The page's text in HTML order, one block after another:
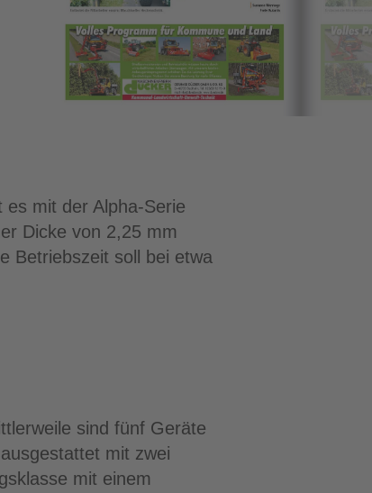
mit der Alpha-Serie
Dicke von 2,25 mm
Betriebszeit soll bei etwa
sind fünf Geräte
mit zwei
mit einem